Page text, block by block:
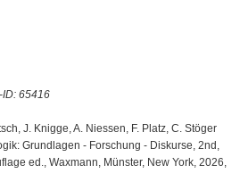
ID: 65416
J. Knigge, A. Niessen, F. Platz, C. Stöger
Grundlagen - Forschung - Diskurse, 2nd,
ed., Waxmann, Münster, New York, 2026,